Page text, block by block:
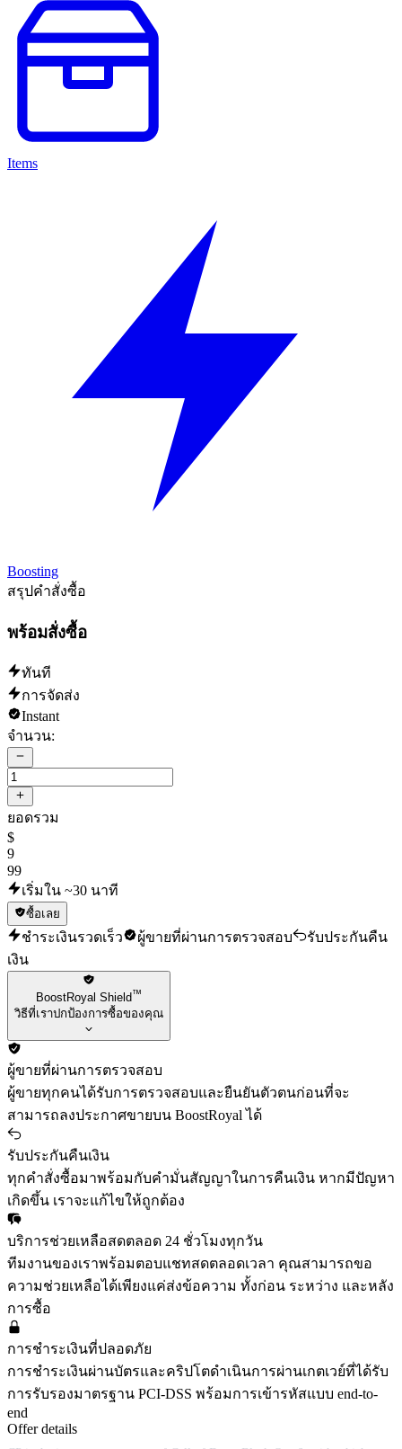
Items
Boosting
สรุปคำสั่งซื้อ
พร้อมสั่งซื้อ
ทันที
การจัดส่ง
Instant
จำนวน:
ยอดรวม
$
9
99
เริ่มใน ~30 นาที
ซื้อเลย
ชำระเงินรวดเร็ว ผู้ขายที่ผ่านการตรวจสอบ
รับประกันคืน
เงิน
BoostRoyal Shield™
วิธีที่เราปกป้องการซื้อของคุณ
ผู้ขายที่ผ่านการตรวจสอบ
ผู้ขายทุกคนได้รับการตรวจสอบและยืนยันตัวตนก่อนที่จะ
สามารถลงประกาศขายบน BoostRoyal ได้
รับประกันคืนเงิน
ทุกคำสั่งซื้อมาพร้อมกับคำมั่นสัญญาในการคืนเงิน หากมีปัญหา
เกิดขึ้น เราจะแก้ไขให้ถูกต้อง
บริการช่วยเหลือสดตลอด 24 ชั่วโมงทุกวัน
ทีมงานของเราพร้อมตอบแชทสดตลอดเวลา คุณสามารถขอ
ความช่วยเหลือได้เพียงแค่ส่งข้อความ ทั้งก่อน ระหว่าง และหลัง
การซื้อ
การชำระเงินที่ปลอดภัย
การชำระเงินผ่านบัตรและคริปโตดำเนินการผ่านเกตเวย์ที่ได้รับ
การรับรองมาตรฐาน PCI-DSS พร้อมการเข้ารหัสแบบ end-to-
end
Offer details